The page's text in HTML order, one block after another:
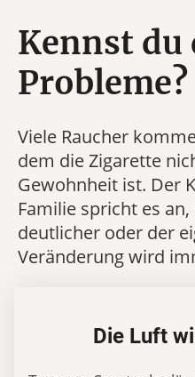
Kennst du
Probleme?
Viele Raucher
dem die Zigarette
Gewohnheit ist. Der
Familie spricht es
deutlicher oder der
Veränderung wird
Die Luft